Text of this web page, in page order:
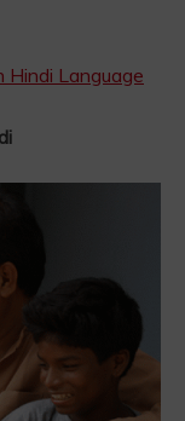
Hindi Language